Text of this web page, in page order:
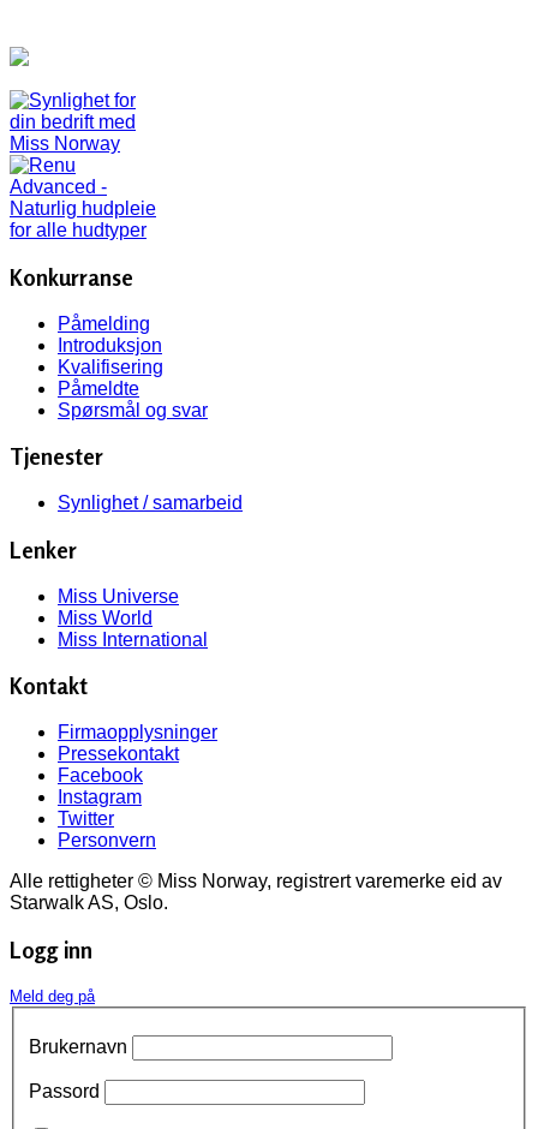
Konkurranse
Påmelding
Introduksjon
Kvalifisering
Påmeldte
Spørsmål og svar
Tjenester
Synlighet / samarbeid
Lenker
Miss Universe
Miss World
Miss International
Kontakt
Firmaopplysninger
Pressekontakt
Facebook
Instagram
Twitter
Personvern
Alle rettigheter © Miss Norway, registrert varemerke eid av
Starwalk AS, Oslo.
Logg inn
Meld deg på
Brukernavn
Passord